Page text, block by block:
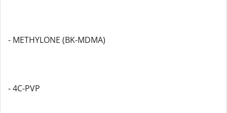
- METHYLONE (BK-MDMA)
- 4C-PVP